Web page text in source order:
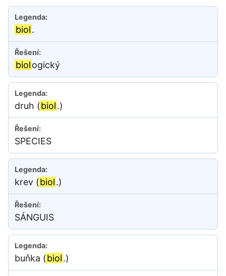
biol.
biologický
druh (biol.)
SPECIES
krev (biol.)
SÁNGUIS
buňka (biol.)